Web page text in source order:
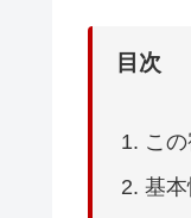
目次
こ
基本